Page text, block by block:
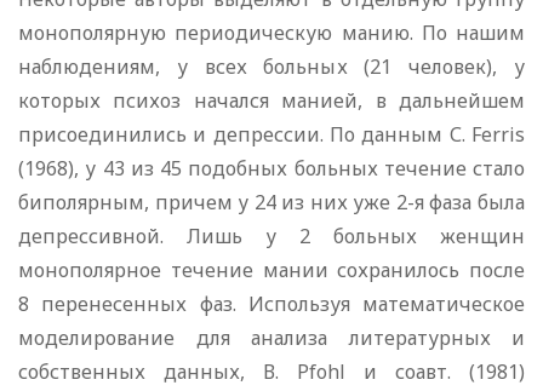
монополярную периодическую манию. По нашим
наблюдениям, у всех больных (21 человек), у
которых психоз начался манией, в дальнейшем
присоединились и депрессии. По данным С. Ferris
(1968), у 43 из 45 подобных больных течение стало
биполярным, причем у 24 из них уже 2-я фаза была
депрессивной. Лишь у 2 больных женщин
монополярное течение мании сохранилось после
8 перенесенных фаз. Используя математическое
моделирование для анализа литературных и
собственных данных, В. Pfohl и соавт. (1981)